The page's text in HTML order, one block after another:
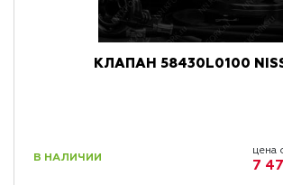
КЛАПАН 58430L0100
В НАЛИЧИИ
цена
7